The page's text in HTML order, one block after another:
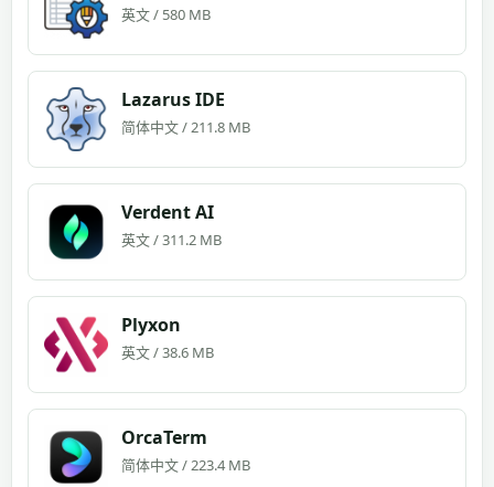
英文 / 580 MB
Lazarus IDE
简体中文 / 211.8 MB
Verdent AI
英文 / 311.2 MB
Plyxon
英文 / 38.6 MB
OrcaTerm
简体中文 / 223.4 MB